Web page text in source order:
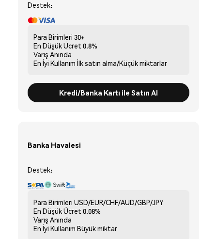
Destek:
Para Birimleri 30+
En Düşük Ücret 0.8%
Varış Anında
En İyi Kullanım İlk satın alma/Küçük miktarlar
Kredi/Banka Kartı ile Satın Al
Banka Havalesi
Destek:
Para Birimleri USD/EUR/CHF/AUD/GBP/JPY
En Düşük Ücret 0.08%
Varış Anında
En İyi Kullanım Büyük miktar